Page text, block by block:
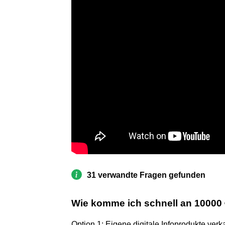
31 verwandte Fragen gefunden
Wie komme ich schnell an 10000